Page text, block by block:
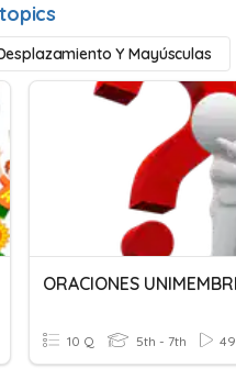
Y Mayúsculas
10 Q 5th - 7th